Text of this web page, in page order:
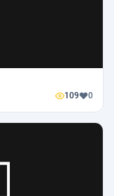
109 0